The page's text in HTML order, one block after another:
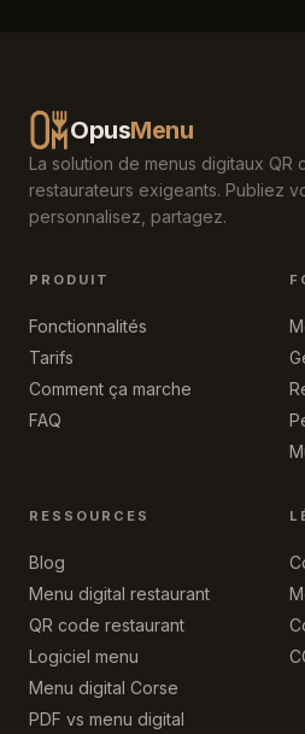
OpusMenu
La solution de menus digitaux
restaurateurs exigeants. Publiez
personnalisez, partagez.
PRODUIT
Fonctionnalités
Tarifs
Comment ça marche
FAQ
RESSOURCES
Blog
Menu digital restaurant
QR code restaurant
Logiciel menu
Menu digital Corse
PDF vs menu digital